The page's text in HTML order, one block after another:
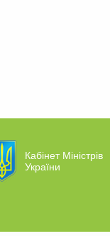
Кабінет Міністрів
України